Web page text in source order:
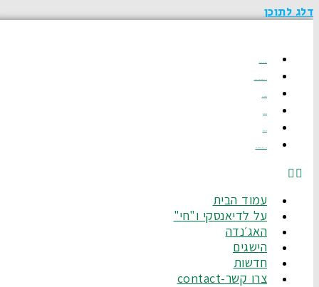
דלג לתוכן
עמוד הבית
על לדיאנסקי ו"חי"
האג׳נדה
הישגים
חדשות
צרו קשר-contact